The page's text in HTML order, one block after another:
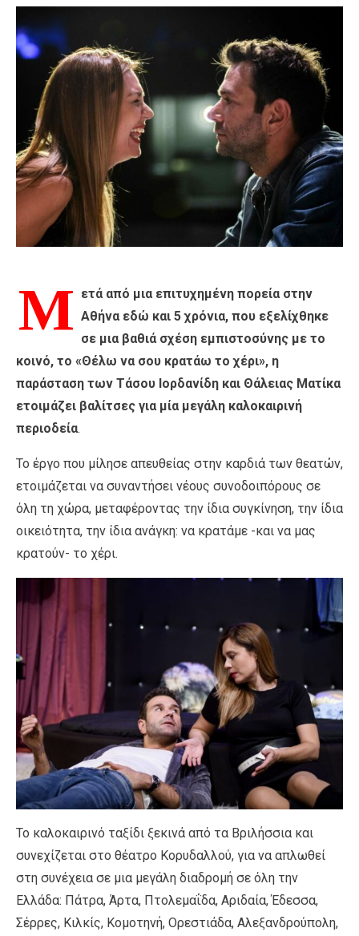
Μ ετά από μια επιτυχημένη πορεία στην
Αθήνα εδώ και 5 χρόνια, που εξελίχθηκε
σε μια βαθιά σχέση εμπιστοσύνης με το
κοινό, το «Θέλω να σου κρατάω το χέρι», η
παράσταση των Τάσου Ιορδανίδη και Θάλειας Ματίκα
ετοιμάζει βαλίτσες για μία μεγάλη καλοκαιρινή
περιοδεία.
Το έργο που μίλησε απευθείας στην καρδιά των θεατών,
ετοιμάζεται να συναντήσει νέους συνοδοιπόρους σε
όλη τη χώρα, μεταφέροντας την ίδια συγκίνηση, την ίδια
οικειότητα, την ίδια ανάγκη: να κρατάμε -και να μας
κρατούν- το χέρι.
Το καλοκαιρινό ταξίδι ξεκινά από τα Βριλήσσια και
συνεχίζεται στο θέατρο Κορυδαλλού, για να απλωθεί
στη συνέχεια σε μια μεγάλη διαδρομή σε όλη την
Ελλάδα: Πάτρα, Άρτα, Πτολεμαΐδα, Αριδαία, Έδεσσα,
Σέρρες, Κιλκίς, Κομοτηνή, Ορεστιάδα, Αλεξανδρούπολη,